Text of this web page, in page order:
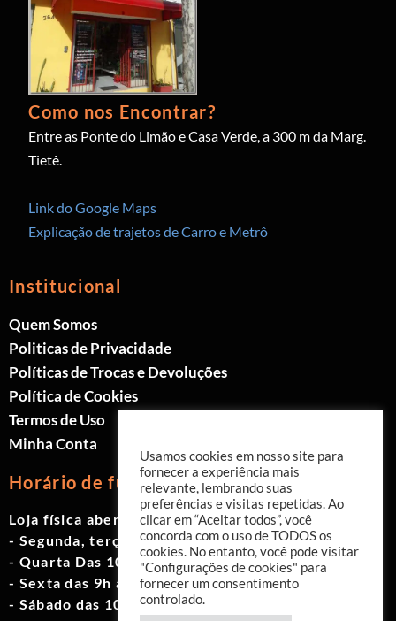
Como nos Encontrar?
Entre as Ponte do Limão e Casa Verde, a 300 m da Marg.
Tietê.
Link do Google Maps
Explicação de trajetos de Carro e Metrô
Institucional
Quem Somos
Politicas de Privacidade
Políticas de Trocas e Devoluções
Política de Cookies
Termos de Uso
Minha Conta
Horário de funcionamento
Loja física aberta de Segunda à Sábado.
- Segunda, terça e quinta das 9h às 19h
- Quarta Das 10h às 18h
- Sexta das 9h às 18h
- Sábado das 10h às 17h
Usamos cookies em nosso site para
fornecer a experiência mais
relevante, lembrando suas
preferências e visitas repetidas. Ao
clicar em “Aceitar todos”, você
concorda com o uso de TODOS os
cookies. No entanto, você pode visitar
"Configurações de cookies" para
fornecer um consentimento
controlado.